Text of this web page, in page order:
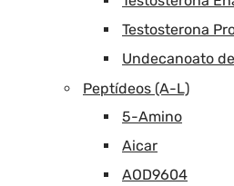
Testosterona
Undecanoato
Peptídeos (A-L)
5-Amino
Aicar
AOD9604